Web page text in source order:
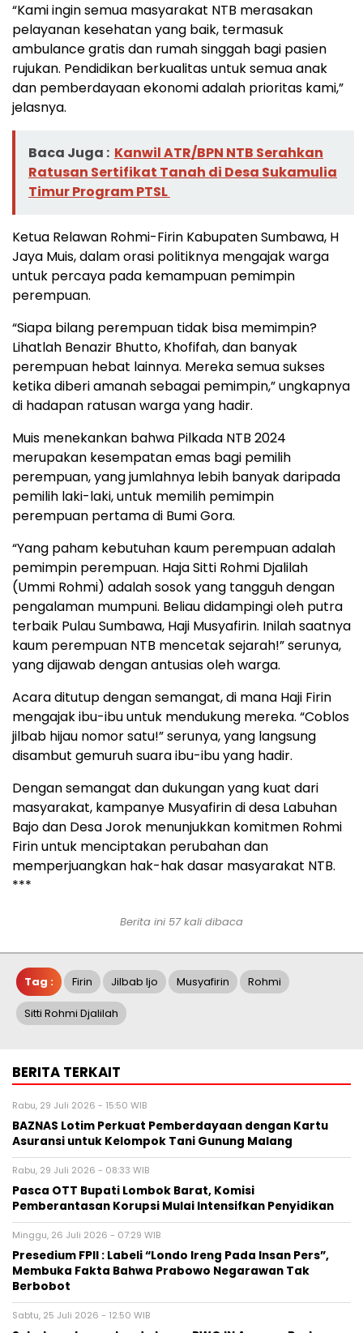
“Kami ingin semua masyarakat NTB merasakan
pelayanan kesehatan yang baik, termasuk
ambulance gratis dan rumah singgah bagi pasien
rujukan. Pendidikan berkualitas untuk semua anak
dan pemberdayaan ekonomi adalah prioritas kami,”
jelasnya.
Baca Juga : Kanwil ATR/BPN NTB Serahkan
Ratusan Sertifikat Tanah di Desa Sukamulia
Timur Program PTSL
Ketua Relawan Rohmi-Firin Kabupaten Sumbawa, H
Jaya Muis, dalam orasi politiknya mengajak warga
untuk percaya pada kemampuan pemimpin
perempuan.
“Siapa bilang perempuan tidak bisa memimpin?
Lihatlah Benazir Bhutto, Khofifah, dan banyak
perempuan hebat lainnya. Mereka semua sukses
ketika diberi amanah sebagai pemimpin,” ungkapnya
di hadapan ratusan warga yang hadir.
Muis menekankan bahwa Pilkada NTB 2024
merupakan kesempatan emas bagi pemilih
perempuan, yang jumlahnya lebih banyak daripada
pemilih laki-laki, untuk memilih pemimpin
perempuan pertama di Bumi Gora.
“Yang paham kebutuhan kaum perempuan adalah
pemimpin perempuan. Haja Sitti Rohmi Djalilah
(Ummi Rohmi) adalah sosok yang tangguh dengan
pengalaman mumpuni. Beliau didampingi oleh putra
terbaik Pulau Sumbawa, Haji Musyafirin. Inilah saatnya
kaum perempuan NTB mencetak sejarah!” serunya,
yang dijawab dengan antusias oleh warga.
Acara ditutup dengan semangat, di mana Haji Firin
mengajak ibu-ibu untuk mendukung mereka. “Coblos
jilbab hijau nomor satu!” serunya, yang langsung
disambut gemuruh suara ibu-ibu yang hadir.
Dengan semangat dan dukungan yang kuat dari
masyarakat, kampanye Musyafirin di desa Labuhan
Bajo dan Desa Jorok menunjukkan komitmen Rohmi
Firin untuk menciptakan perubahan dan
memperjuangkan hak-hak dasar masyarakat NTB.
***
Berita ini 57 kali dibaca
Tag : Firin Jilbab Ijo Musyafirin Rohmi
Sitti Rohmi Djalilah
BERITA TERKAIT
Rabu, 29 Juli 2026 - 15:50 WIB
BAZNAS Lotim Perkuat Pemberdayaan dengan Kartu
Asuransi untuk Kelompok Tani Gunung Malang
Rabu, 29 Juli 2026 - 08:33 WIB
Pasca OTT Bupati Lombok Barat, Komisi
Pemberantasan Korupsi Mulai Intensifkan Penyidikan
Minggu, 26 Juli 2026 - 07:29 WIB
Presedium FPII : Labeli “Londo Ireng Pada Insan Pers”,
Membuka Fakta Bahwa Prabowo Negarawan Tak
Berbobot
Sabtu, 25 Juli 2026 - 12:50 WIB